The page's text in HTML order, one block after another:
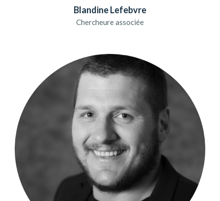
Blandine Lefebvre
Chercheure associée